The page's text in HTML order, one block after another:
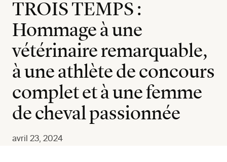
TROIS TEMPS :
Hommage à une
vétérinaire remarquable,
à une athlète de concours
complet et à une femme
de cheval passionnée
avril 23, 2024